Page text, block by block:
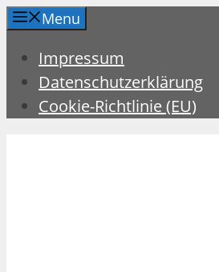
Zum
springen
Menu
Impressum
Datenschutzerklärung
Cookie-Richtlinie (EU)